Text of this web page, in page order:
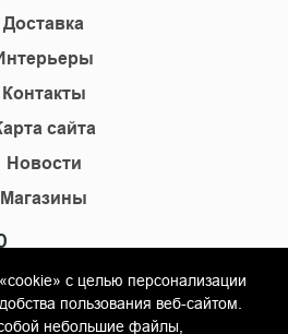
Доставка
Контакты
сайта
Новости
Магазины
с целью персонализации
пользования веб-сайтом.
небольшие файлы,